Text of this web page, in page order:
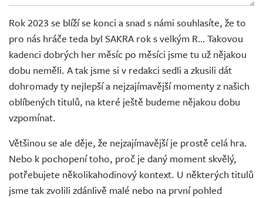
Rok 2023 se blíží se konci a snad s námi souhlasíte, že to
pro nás hráče teda byl SAKRA rok s velkým R… Takovou
kadenci dobrých her měsíc po měsíci jsme tu už nějakou
dobu neměli. A tak jsme si v redakci sedli a zkusili dát
dohromady ty nejlepší a nejzajímavější momenty z našich
oblíbených titulů, na které ještě budeme nějakou dobu
vzpomínat.
Většinou se ale děje, že nejzajímavější je prostě celá hra.
Nebo k pochopení toho, proč je daný moment skvělý,
potřebujete několikahodinový kontext. U některých titulů
jsme tak zvolili zdánlivě malé nebo na první pohled